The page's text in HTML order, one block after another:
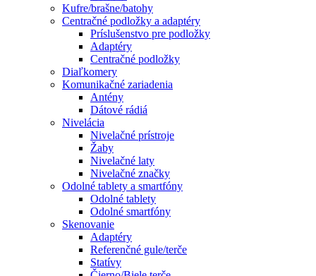
Kufre/brašne/batohy
Centračné podložky a adaptéry
Príslušenstvo pre podložky
Adaptéry
Centračné podložky
Diaľkomery
Komunikačné zariadenia
Antény
Dátové rádiá
Nivelácia
Nivelačné prístroje
Žaby
Nivelačné laty
Nivelačné značky
Odolné tablety a smartfóny
Odolné tablety
Odolné smartfóny
Skenovanie
Adaptéry
Referenčné gule/terče
Statívy